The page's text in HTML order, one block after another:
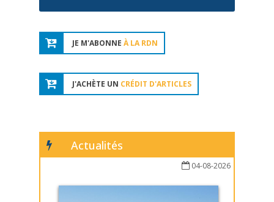
JE M'ABONNE À LA RDN
J'ACHÈTE UN CRÉDIT D'ARTICLES
Actualités
04-08-2026